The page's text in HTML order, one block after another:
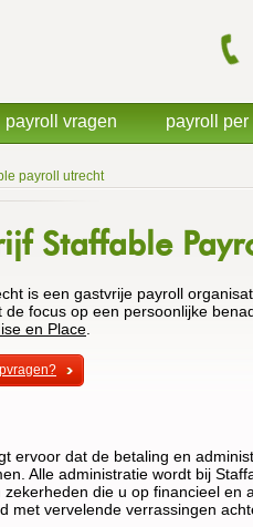
payroll utrecht
Staffable
is een gastvrije payroll
de focus op een persoonlijke
en Place
ervoor dat de betaling en
Alle administratie wordt bij
die u op financieel
met vervelende verrassingen
payroll vragen payroll